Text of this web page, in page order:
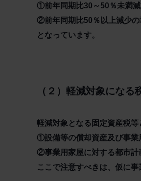
①前年同期比30～50％未満
②前年同期比50％以上減少の
となっています。
（２）軽減対象になる
軽減対象となる固定資産税等
①設備等の償却資産及び事業
②事業用家屋に対する都市計
ここで注意すべきは、仮に